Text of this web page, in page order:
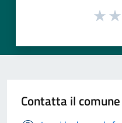
Contatta il comune